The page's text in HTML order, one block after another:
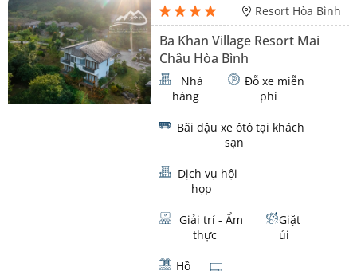
Resort Hòa Bình
Ba Khan Village Resort Mai
Châu Hòa Bình
Nhà
hàng
Đỗ xe miễn
phí
Bãi đậu xe ôtô tại khách
sạn
Dịch vụ hội
họp
Giải trí - Ẩm
thực
Giặt
ủi
Hồ